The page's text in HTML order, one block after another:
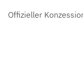
Offizieller